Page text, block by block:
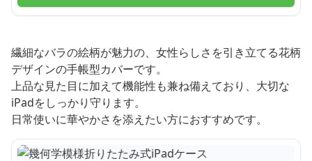
繊細なバラの絵柄が魅力の、女性らしさを引き立てる花柄
デザインの手帳型カバーです。
上品な見た目に加えて機能性も兼ね備えており、大切な
iPadをしっかり守ります。
日常使いに華やかさを添えたい方におすすめです。